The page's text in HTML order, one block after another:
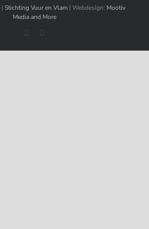
| Stichting Vuur en Vlam| Webdesign: Mootiv
Media and More
Facebook